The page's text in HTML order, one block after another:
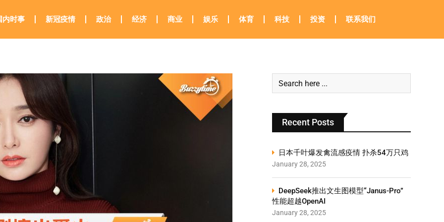
内时事 新冠疫情 政治 经济 商业 娱乐 体育 科技 投资 联系我们
Recent Posts
日本千叶爆发禽流感疫情 扑杀54万只鸡
January 28, 2025
DeepSeek推出文生图模型“Janus-Pro”
性能超越OpenAI
January 28, 2025